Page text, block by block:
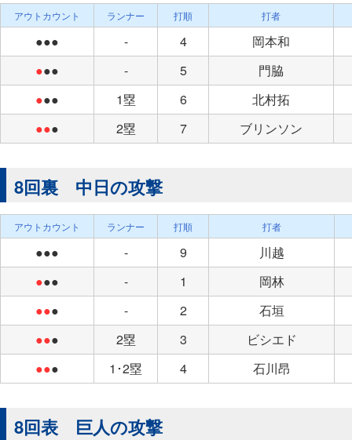
アウトカウント ランナー 打順 打者
●●● - 4
岡本和
●●● - 5
門脇
●●● 1塁 6
北村拓
●●● 2塁 7 ブリンソン
8回裏 中日の攻撃
アウトカウント ランナー 打順 打者
●●● - 9
川越
●●● - 1
岡林
●●● - 2
石垣
●●● 2塁 3
ビシエド
●●● 1･2塁 4 石川昂
8回表 巨人の攻撃